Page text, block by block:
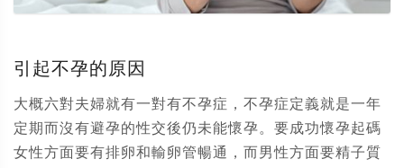
引起不孕的原因
大概六對夫婦就有一對有不孕症，不孕症定義就是一年
定期而沒有避孕的性交後仍未能懷孕。要成功懷孕起碼
女性方面要有排卵和輸卵管暢通，而男性方面要精子質